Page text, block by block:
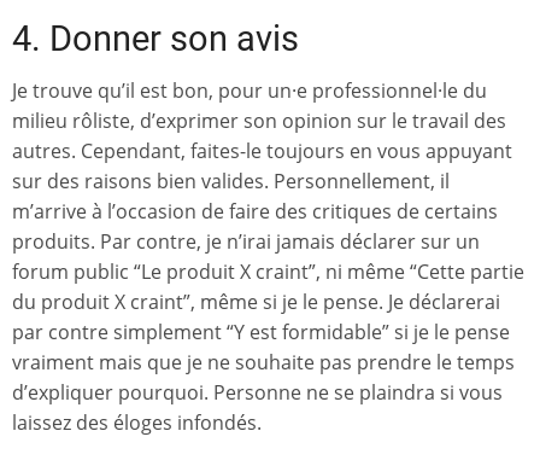
4. Donner son avis
Je trouve qu’il est bon, pour un·e professionnel·le du
milieu rôliste, d’exprimer son opinion sur le travail des
autres. Cependant, faites-le toujours en vous appuyant
sur des raisons bien valides. Personnellement, il
m’arrive à l’occasion de faire des critiques de certains
produits. Par contre, je n’irai jamais déclarer sur un
forum public “Le produit X craint”, ni même “Cette partie
du produit X craint”, même si je le pense. Je déclarerai
par contre simplement “Y est formidable” si je le pense
vraiment mais que je ne souhaite pas prendre le temps
d’expliquer pourquoi. Personne ne se plaindra si vous
laissez des éloges infondés.